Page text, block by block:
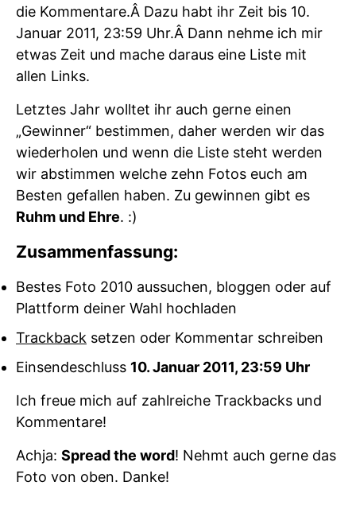
die Kommentare.Â Dazu habt ihr Zeit bis 10.
Januar 2011, 23:59 Uhr.Â Dann nehme ich mir
etwas Zeit und mache daraus eine Liste mit
allen Links.
Letztes Jahr wolltet ihr auch gerne einen
„Gewinner“ bestimmen, daher werden wir das
wiederholen und wenn die Liste steht werden
wir abstimmen welche zehn Fotos euch am
Besten gefallen haben. Zu gewinnen gibt es
Ruhm und Ehre. :)
Zusammenfassung:
Bestes Foto 2010 aussuchen, bloggen oder auf
Plattform deiner Wahl hochladen
Trackback setzen oder Kommentar schreiben
Einsendeschluss 10. Januar 2011, 23:59 Uhr
Ich freue mich auf zahlreiche Trackbacks und
Kommentare!
Achja: Spread the word! Nehmt auch gerne das
Foto von oben. Danke!